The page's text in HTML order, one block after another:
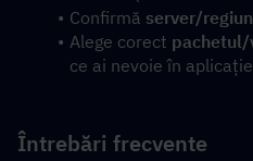
Confirmă server/
Alege corect
ce ai nevoie în
Întrebări frecvente